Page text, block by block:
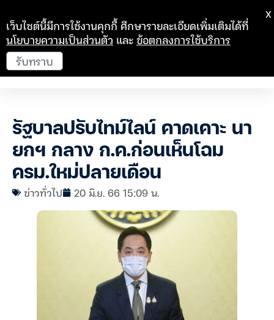
รัฐบาลปรับไทม์ไลน์ คาดเคาะ นา
ยกฯ กลาง ก.ค.ก่อนเห็นโฉม
ครม.ใหม่ปลายเดือน
ข่าวทั่วไป 20 มิ.ย. 66 15:09 น.
เว็บไซต์นี้มีการใช้งานคุกกี้ ศึกษารายละเอียดเพิ่มเติมได้ที่
นโยบายความเป็นส่วนตัว และข้อตกลงการใช้บริการ
รับทราบ
X